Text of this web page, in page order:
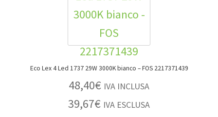
Eco Lex 4 Led 1737 29W 3000K bianco – FOS 2217371439
48,40€ IVA INCLUSA
39,67€ IVA ESCLUSA